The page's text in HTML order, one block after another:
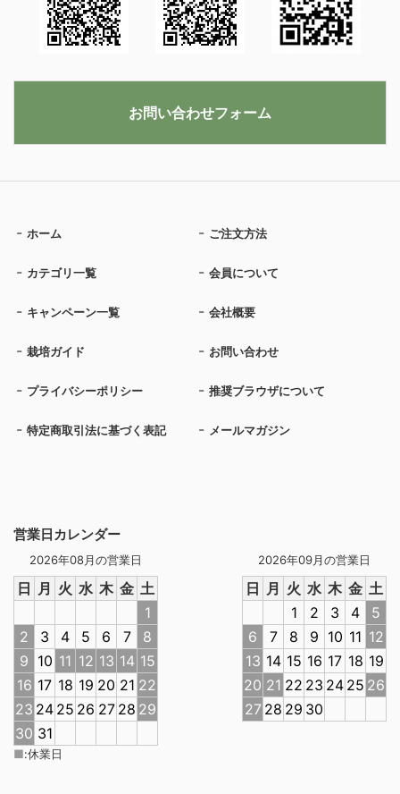
営業日カレンダー
2026年08月の営業日
日 月 火 水 木 金 土
1
2
3 4 5 6 7
8
9 10 11 12 13 14 15
16 17 18 19 20 21 22
23 24 25 26 27 28 29
30 31
2026年09月の営業日
日 月 火 水 木 金 土
1
2 3 4
5
6
7 8 9 10 11 12
13 14 15 16 17 18 19
20 21 22 23 24 25 26
27 28 29 30
■:休業日
ホーム ご注文方法
カテゴリ一覧 会員について
キャンペーン一覧 会社概要
栽培ガイド お問い合わせ
プライバシーポリシー 推奨ブラウザについて
特定商取引法に基づく表記 メールマガジン
お問い合わせフォーム